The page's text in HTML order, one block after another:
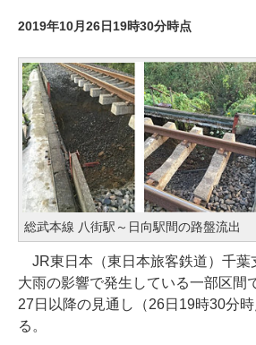
2019年10月26日19時30分時点
総武本線 八街駅～日向駅間の路盤流出
JR東日本（東日本旅客鉄道）千葉
大雨の影響で発生している一部区間
27日以降の見通し（26日19時30分
る。